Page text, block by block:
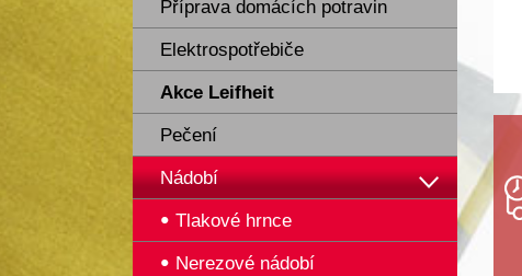
Příprava domácích potravin
Elektrospotřebiče
Akce Leifheit
Pečení
Nádobí
Tlakové hrnce
Nerezové nádobí